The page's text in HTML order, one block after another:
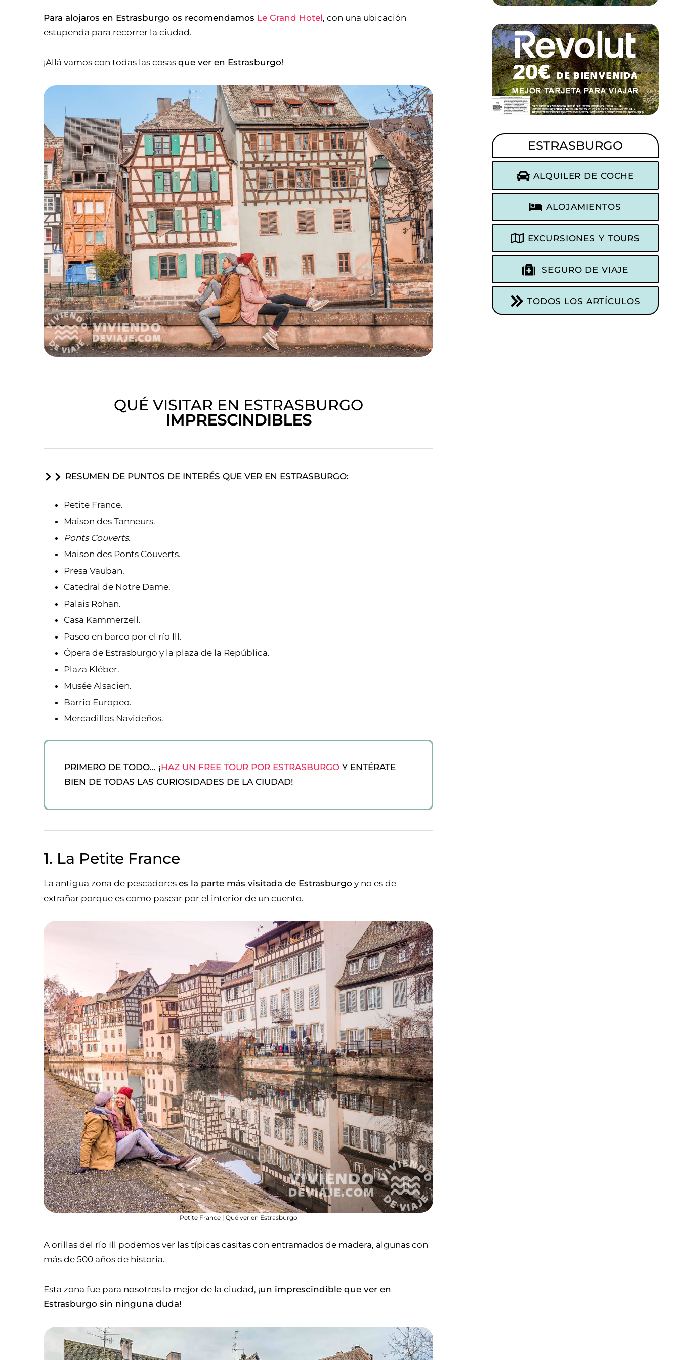
Para alojaros en Estrasburgo os recomendamos Le Grand Hotel, con una ubicación
estupenda para recorrer la ciudad.
¡Allá vamos con todas las cosasque ver en Estrasburgo!
QUÉ VISITAR EN ESTRASBURGO
IMPRESCINDIBLES
RESUMEN DE PUNTOS DE INTERÉS QUE VER EN ESTRASBURGO:
Petite France.
Maison des Tanneurs.
Ponts Couverts.
Maison des Ponts Couverts.
Presa Vauban.
Catedral de Notre Dame.
Palais Rohan.
Casa Kammerzell.
Paseo en barco por el río Ill.
Ópera de Estrasburgo y la plaza de la República.
Plaza Kléber.
Musée Alsacien.
Barrio Europeo.
Mercadillos Navideños.
PRIMERO DE TODO... ¡HAZ UN FREE TOUR POR ESTRASBURGOY ENTÉRATE
BIEN DE TODAS LAS CURIOSIDADES DE LA CIUDAD!
1. La Petite France
La antigua zona de pescadoreses la parte más visitada de Estrasburgo y no es de
extrañar porque es como pasear por el interior de un cuento.
Petite France | Qué ver en Estrasburgo
A orillas del río Ill podemos ver las típicas casitas con entramados de madera, algunas con
más de 500 años de historia.
Esta zona fue para nosotros lo mejor de la ciudad, ¡un imprescindible que ver en
Estrasburgo sin ninguna duda!
ESTRASBURGO
ALQUILER DE COCHE
ALOJAMIENTOS
EXCURSIONES Y TOURS
SEGURO DE VIAJE
TODOS LOS ARTÍCULOS